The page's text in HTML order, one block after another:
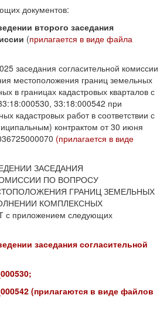
документов:
второго заседания
(прилагается в виде файла
заседания согласительной комиссии
местоположения границ земельных
в границах кадастровых кварталов с
33:18:000542 при
кадастровых работ в соответствии с
контрактом от 30 июня
(прилагается в виде
ЗАСЕДАНИЯ
ПО ВОПРОСУ
ГРАНИЦ ЗЕМЕЛЬНЫХ
КОМПЛЕКСНЫХ
приложением следующих
заседания согласительной
(прилагаются в виде файлов